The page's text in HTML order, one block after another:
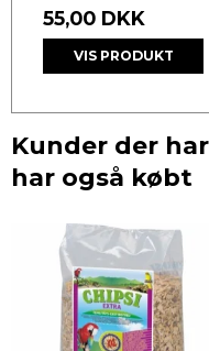
55,00 DKK
VIS PRODUKT
Kunder der
har også købt